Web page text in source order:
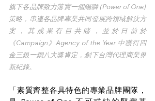
旗下各品牌致力落實一個陽獅 (Power of One)
策略，串連各品牌專業共同發展跨領域解決方
案，其成果有目共睹，並於日前於
《Campaign》Agency of the Year 中獲得四
金三銀一銅八大獎肯定，創下台灣代理商業界
新紀錄。
「素質齊整各具特色的專業品牌團隊，